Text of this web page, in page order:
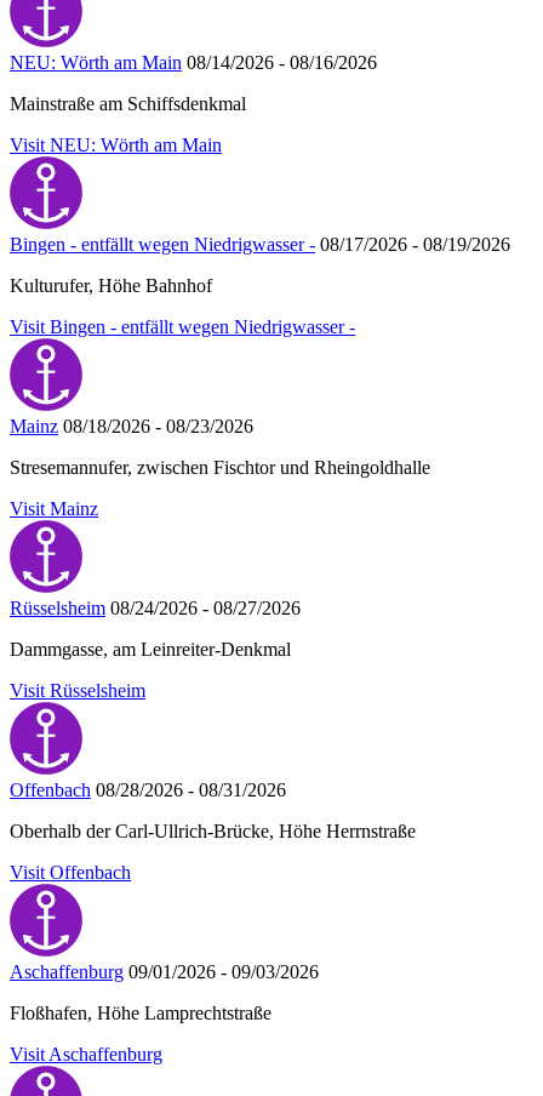
NEU: Wörth am Main 08/14/2026 - 08/16/2026
Mainstraße am Schiffsdenkmal
Visit NEU: Wörth am Main
Bingen - entfällt wegen Niedrigwasser - 08/17/2026 - 08/19/2026
Kulturufer, Höhe Bahnhof
Visit Bingen - entfällt wegen Niedrigwasser -
Mainz 08/18/2026 - 08/23/2026
Stresemannufer, zwischen Fischtor und Rheingoldhalle
Visit Mainz
Rüsselsheim 08/24/2026 - 08/27/2026
Dammgasse, am Leinreiter-Denkmal
Visit Rüsselsheim
Offenbach 08/28/2026 - 08/31/2026
Oberhalb der Carl-Ullrich-Brücke, Höhe Herrnstraße
Visit Offenbach
Aschaffenburg 09/01/2026 - 09/03/2026
Floßhafen, Höhe Lamprechtstraße
Visit Aschaffenburg